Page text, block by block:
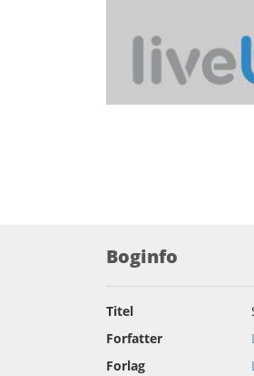
Boginfo
Titel
Forfatter
Forlag